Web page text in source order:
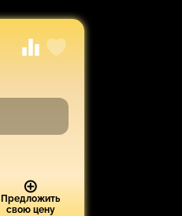
Предложить
свою цену